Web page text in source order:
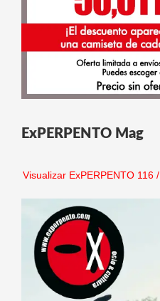
ExPERPENTO Mag
Visualizar ExPERPENTO 116/